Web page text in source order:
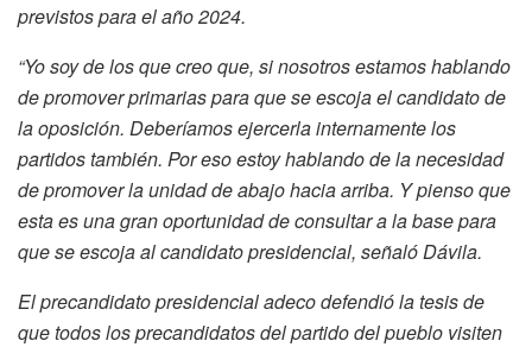
previstos para el año 2024.
“Yo soy de los que creo que, si nosotros estamos hablando
de promover primarias para que se escoja el candidato de
la oposición. Deberíamos ejercerla internamente los
partidos también. Por eso estoy hablando de la necesidad
de promover la unidad de abajo hacia arriba. Y pienso que
esta es una gran oportunidad de consultar a la base para
que se escoja al candidato presidencial, señaló Dávila.
El precandidato presidencial adeco defendió la tesis de
que todos los precandidatos del partido del pueblo visiten